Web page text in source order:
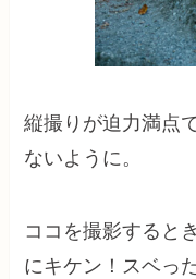
縦撮りが迫力満点
ないように。
ココを撮影すると
にキケン！スベっ